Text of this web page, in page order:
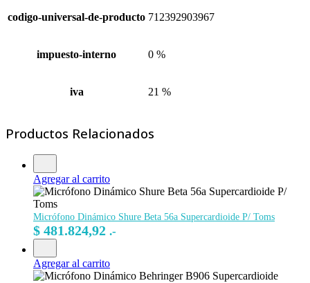
codigo-universal-de-producto 712392903967
impuesto-interno 0 %
iva 21 %
Productos Relacionados
Agregar al carrito
Micrófono Dinámico Shure Beta 56a Supercardioide P/ Toms
$ 481.824,92 .-
Agregar al carrito